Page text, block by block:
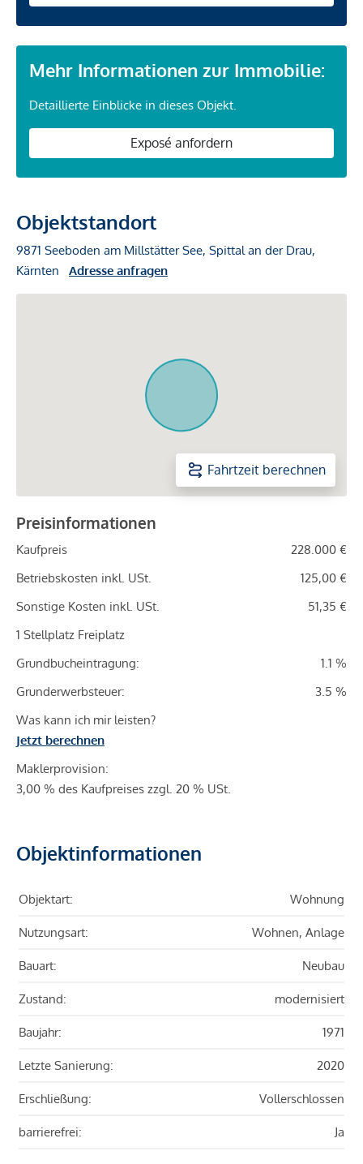
Mehr Informationen zur Immobilie:
Detaillierte Einblicke in dieses Objekt.
Exposé anfordern
Objektstandort
9871 Seeboden am Millstätter See, Spittal an der Drau,
Kärnten
Adresse anfragen
Fahrtzeit berechnen
Preisinformationen
Kaufpreis
228.000 €
Betriebskosten inkl. USt.
125,00 €
Sonstige Kosten inkl. USt.
51,35 €
1 Stellplatz Freiplatz
Grundbucheintragung:
1.1 %
Grunderwerbsteuer:
3.5 %
Was kann ich mir leisten?
Jetzt berechnen
Maklerprovision:
3,00 % des Kaufpreises zzgl. 20 % USt.
Objektinformationen
Objektart: Wohnung
Nutzungsart: Wohnen, Anlage
Bauart: Neubau
Zustand: modernisiert
Baujahr: 1971
Letzte Sanierung: 2020
Erschließung: Vollerschlossen
barrierefrei: Ja